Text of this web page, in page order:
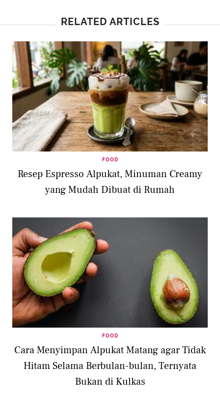
RELATED ARTICLES
FOOD
Resep Espresso Alpukat, Minuman Creamy
yang Mudah Dibuat di Rumah
FOOD
Cara Menyimpan Alpukat Matang agar Tidak
Hitam Selama Berbulan-bulan, Ternyata
Bukan di Kulkas